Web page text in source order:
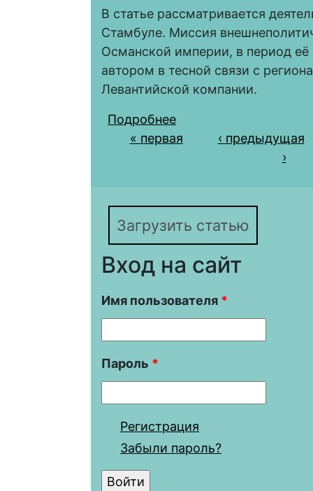
В статье рассматривается
Стамбуле. Миссия
Османской империи, в период её
автором в тесной связи с
Левантийской компании.
Подробнее
ИМПЕРИИ
Страницы
« первая
‹ предыдущая
›
Загрузить статью
Вход на сайт
Имя пользователя *
Пароль *
Регистрация
Забыли пароль?